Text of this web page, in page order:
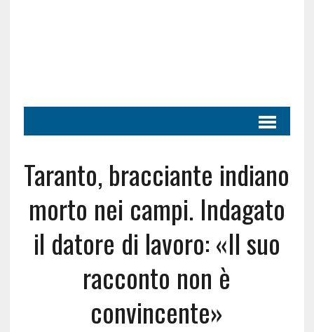
Taranto, bracciante indiano
morto nei campi. Indagato
il datore di lavoro: «Il suo
racconto non è
convincente»